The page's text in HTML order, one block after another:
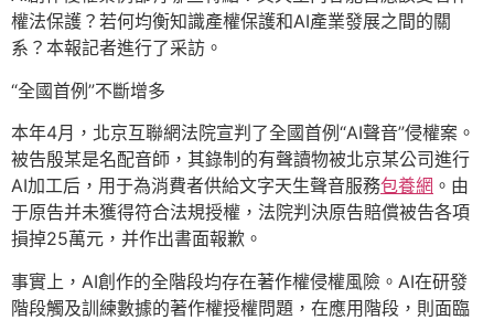
權法保護？若何均衡知識產權保護和AI產業發展之間的關
系？本報記者進行了采訪。
“全國首例”不斷增多
本年4月，北京互聯網法院宣判了全國首例“AI聲音”侵權案。
被告殷某是名配音師，其錄制的有聲讀物被北京某公司進行
AI加工后，用于為消費者供給文字天生聲音服務包養網 。由
于原告并未獲得符合法規授權，法院判決原告賠償被告各項
損掉25萬元，并作出書面報歉。
事實上，AI創作的全階段均存在著作權侵權風險。AI在研發
階段觸及訓練數據的著作權授權問題，在應用階段，則面臨